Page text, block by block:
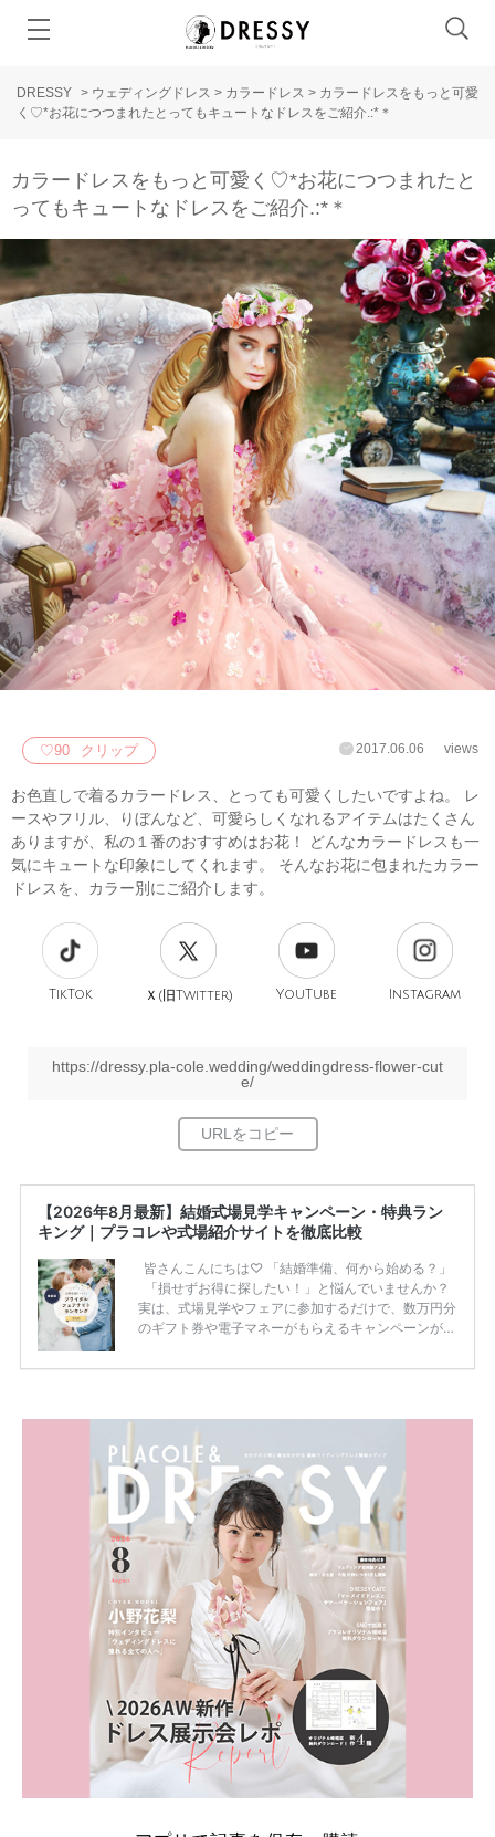
DRESSY > ウェディングドレス > カラードレス > カラードレスをもっと可愛
く♡*お花につつまれたとってもキュートなドレスをご紹介.:*＊
カラードレスをもっと可愛く♡*お花につつまれたと
ってもキュートなドレスをご紹介.:*＊
♡90 クリップ 2017.06.06 views
お色直しで着るカラードレス、とっても可愛くしたいですよね。 レ
ースやフリル、りぼんなど、可愛らしくなれるアイテムはたくさん
ありますが、私の１番のおすすめはお花！ どんなカラードレスも一
気にキュートな印象にしてくれます。 そんなお花に包まれたカラー
ドレスを、カラー別にご紹介します。
TikTok Ｘ(旧 Twitter) YouTube Instagram
https://dressy.pla-cole.wedding/weddingdress-flower-cut
e/
【2026年8月最新】結婚式場見学キャンペーン・特典ラン
キング｜プラコレや式場紹介サイトを徹底比較
皆さんこんにちは♡ 「結婚準備、何から始める？」
「損せずお得に探したい！」と悩んでいませんか？
実は、式場見学やフェアに参加するだけで、数万円分
のギフト券や電子マネーがもらえるキャンペーンがあ
ため、比較せずに選ぶと損をしてしまうことも……。
内容：特典金額・条件・応募方法・注意点 「どこが
一番お得？」「プラコレの特典は？」といった疑問も
解決します。 まずは診断で候補を絞れる「ウェディ
ング診断」か、体験型 […]
続きを読む